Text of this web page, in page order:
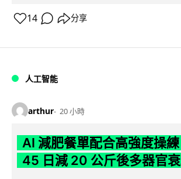
14 分享
人工智能
arthur 20 小時
AI 減肥餐單配合高強度操
45 日減 20 公斤後多器官